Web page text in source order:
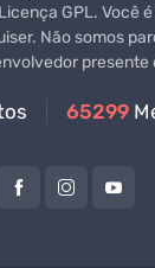
GPL. Você
Não somos
presente
65299